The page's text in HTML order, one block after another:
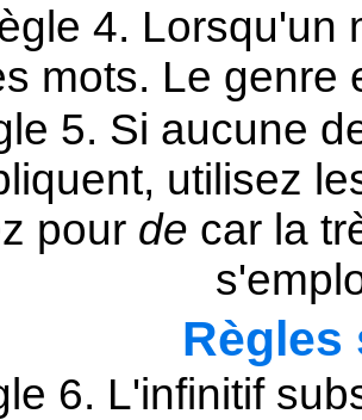
4. Lorsqu'un
mots. Le genre
5. Si aucune
utilisez
pour de car la
Règles
6. L'infinitif